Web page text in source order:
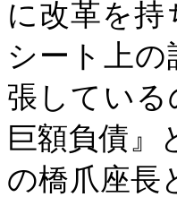
に改革を
シート上
張してい
巨額負債』
の橋爪座長